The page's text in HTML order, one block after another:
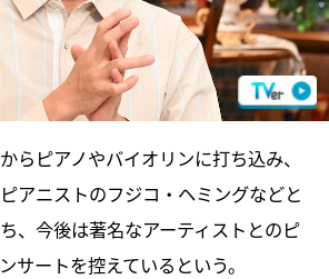
らピアノやバイオリンに打ち込み、
アニストのフジコ・ヘミングなどと
、今後は著名なアーティストとのピ
サートを控えているという。